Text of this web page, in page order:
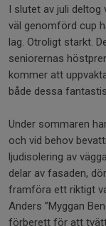
I slutet av juli deltog
väl genomförd cup
lag. Otroligt starkt.
seniorernas
kommer att
både dessa
Under sommaren
och vid behov
ljudisolering av
delar av fasaden,
framföra ett riktigt
Anders ”Myggan
förberett för att